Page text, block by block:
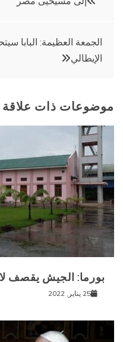
الجمعة العظيمة: البابا
الإيطالي
موضوعات ذات علاقة
بورما: الجيش يقصف
25 يناير, 2022